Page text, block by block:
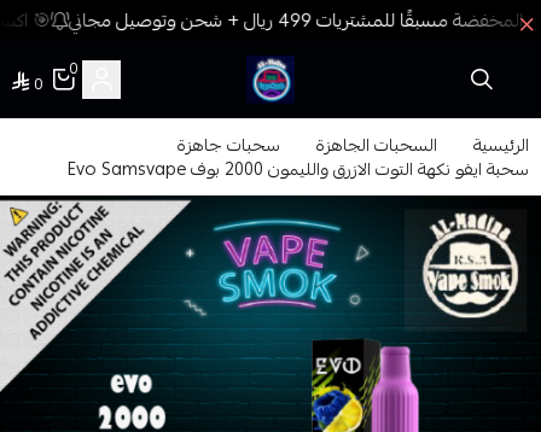
🎯
فيب المدينة
0
0
الرئيسية السحبات الجاهزة سحبات جاهزة
سحبة ايفو نكهة التوت الازرق والليمون 2000 بوف Evo Samsvape